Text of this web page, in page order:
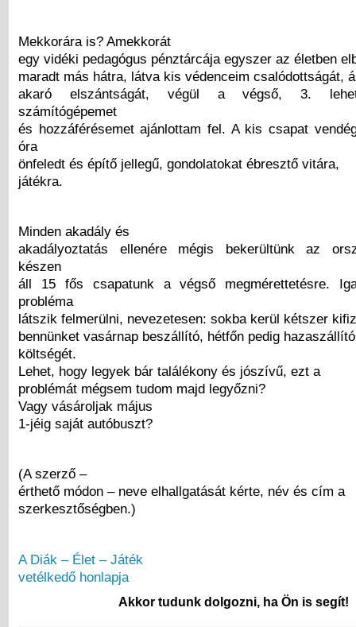
Mekkorára is? Amekkorát
egy vidéki pedagógus pénztárcája egyszer az életben
maradt más hátra, látva kis védenceim csalódottságát,
akaró elszántságát, végül a végső, 3.
számítógépemet
és hozzáférésemet ajánlottam fel. A kis csapat
óra
önfeledt és építő jellegű, gondolatokat ébresztő vitára,
játékra.
Minden akadály és
akadályoztatás ellenére mégis bekerültünk az
készen
áll 15 fős csapatunk a végső megmérettetésre.
probléma
látszik felmerülni, nevezetesen: sokba kerül kétszer
bennünket vasárnap beszállító, hétfőn pedig
költségét.
Lehet, hogy legyek bár találékony és jószívű, ezt a
problémát mégsem tudom majd legyőzni?
Vagy vásároljak május
1-jéig saját autóbuszt?
(A szerző –
érthető módon – neve elhallgatását kérte, név és cím a
szerkesztőségben.)
A Diák – Élet – Játék
vetélkedő honlapja
Akkor tudunk dolgozni, ha Ön is segít!